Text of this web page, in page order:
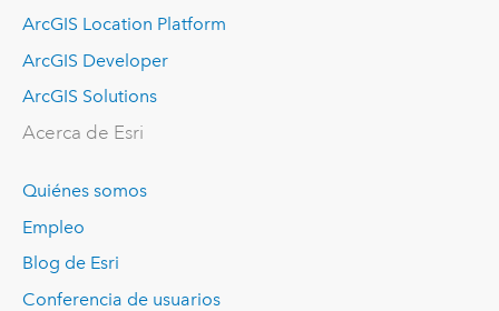
ArcGIS Location Platform
ArcGIS Developer
ArcGIS Solutions
Acerca de Esri
Quiénes somos
Empleo
Blog de Esri
Conferencia de usuarios